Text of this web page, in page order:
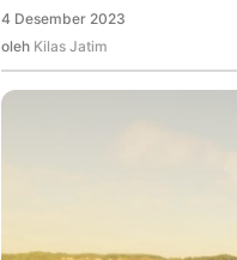
4 Desember 2023
oleh Kilas Jatim